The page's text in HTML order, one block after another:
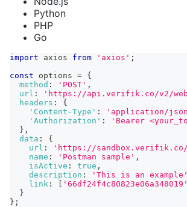
Python
PHP
Go
import axios from 'axios' ;
const options = {
method : 'POST' ,
url : 'https://api.verifik.co/v2/
headers :
{
'Content-Type' : 'application/
'Authorization' :
'Bearer
} ,
data :
{
url :
'https://sandbox.verifik.co/
name : 'Postman sample' ,
isActive : true ,
description : 'This is an example'
link : [ '66df24f4c80823e06a348019'
}
} ;